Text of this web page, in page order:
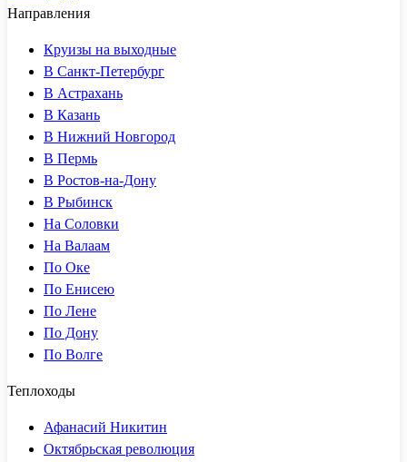
Направления
Круизы на выходные
В Санкт-Петербург
В Астрахань
В Казань
В Нижний Новгород
В Пермь
В Ростов-на-Дону
В Рыбинск
На Соловки
На Валаам
По Оке
По Енисею
По Лене
По Дону
По Волге
Теплоходы
Афанасий Никитин
Октябрьская революция